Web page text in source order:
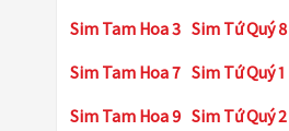
Sim Tam Hoa 3 Sim Tứ Quý 8
Sim Tam Hoa 7 Sim Tứ Quý 1
Sim Tam Hoa 9 Sim Tứ Quý 2